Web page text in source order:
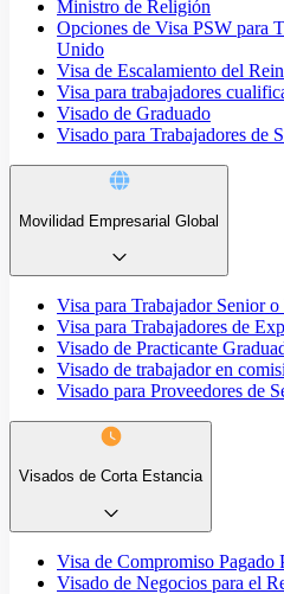
Ministro de Religión
Opciones de Visa PSW para
Unido
Visa de Escalamiento del
Visa para trabajadores
Visado de Graduado
Visado para Trabajadores de
Movilidad Empresarial Global
Visa para Trabajador Senior o
Visa para Trabajadores de
Visado de Practicante
Visado de trabajador en
Visado para Proveedores de
Visados de Corta Estancia
Visa de Compromiso Pagado
Visado de Negocios para el